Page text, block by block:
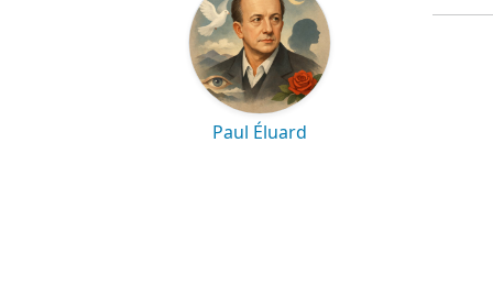
Paul Éluard